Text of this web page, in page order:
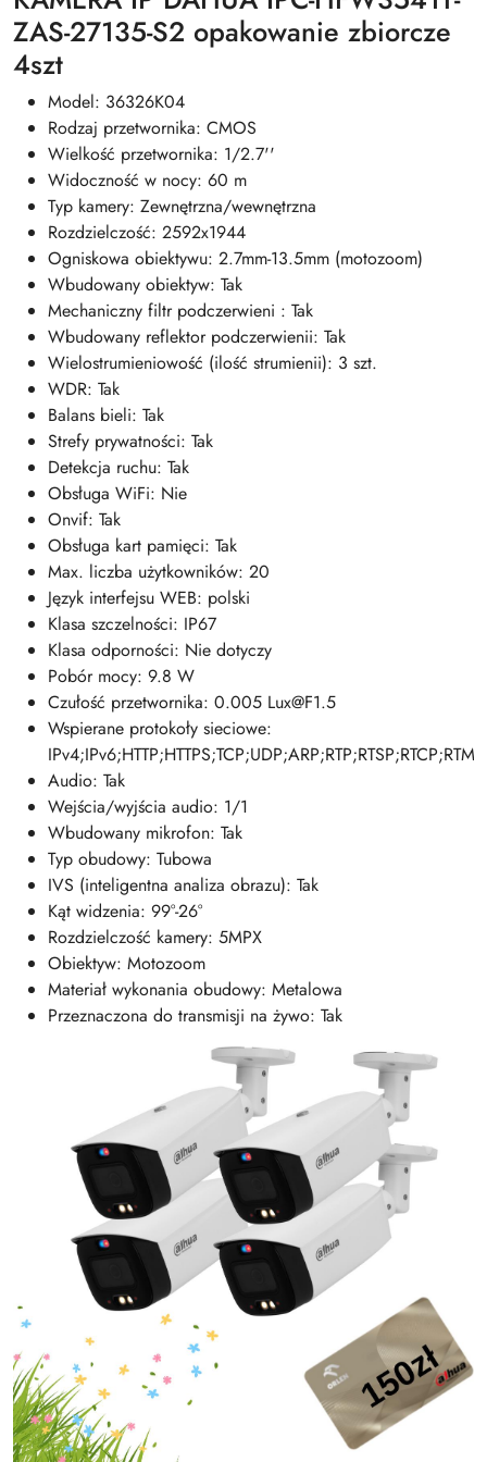
ZAS-27135-S2 opakowanie zbiorcze
4szt
Model: 36326K04
Rodzaj przetwornika: CMOS
Wielkość przetwornika: 1/2.7''
Widoczność w nocy: 60 m
Typ kamery: Zewnętrzna/wewnętrzna
Rozdzielczość: 2592x1944
Ogniskowa obiektywu: 2.7mm-13.5mm (motozoom)
Wbudowany obiektyw: Tak
Mechaniczny filtr podczerwieni : Tak
Wbudowany reflektor podczerwienii: Tak
Wielostrumieniowość (ilość strumienii): 3 szt.
WDR: Tak
Balans bieli: Tak
Strefy prywatności: Tak
Detekcja ruchu: Tak
Obsługa WiFi: Nie
Onvif: Tak
Obsługa kart pamięci: Tak
Max. liczba użytkowników: 20
Język interfejsu WEB: polski
Klasa szczelności: IP67
Klasa odporności: Nie dotyczy
Pobór mocy: 9.8 W
Czułość przetwornika: 0.005 Lux@F1.5
Wspierane protokoły sieciowe:
Audio: Tak
Wejścia/wyjścia audio: 1/1
Wbudowany mikrofon: Tak
Typ obudowy: Tubowa
IVS (inteligentna analiza obrazu): Tak
Kąt widzenia: 99°-26°
Rozdzielczość kamery: 5MPX
Obiektyw: Motozoom
Materiał wykonania obudowy: Metalowa
Przeznaczona do transmisji na żywo: Tak